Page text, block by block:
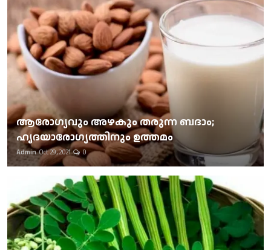
ആരോഗ്യവും അഴകും തരുന്ന ബദാം;
ഹൃദയാരോഗ്യത്തിനും ഉത്തമം
Admin Oct 29, 2021 0